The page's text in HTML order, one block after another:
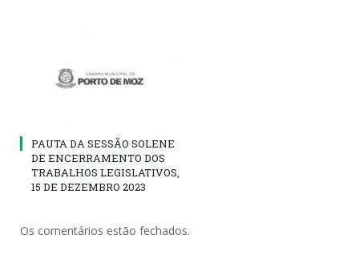
PAUTA DA SESSÃO SOLENE
DE ENCERRAMENTO DOS
TRABALHOS LEGISLATIVOS,
15 DE DEZEMBRO 2023
Os comentários estão fechados.